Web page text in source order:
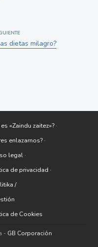
dietas milagro?
«Zaindu zaitez»? ·
enlazarnos? ·
legal ·
de privacidad ·
/
de Cookies
- GB Corporación